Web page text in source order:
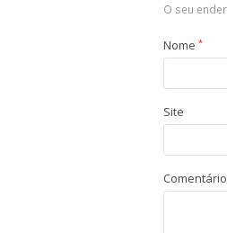
O seu
Nome *
Site
Comentário